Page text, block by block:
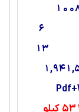
6
13
531 کیلو